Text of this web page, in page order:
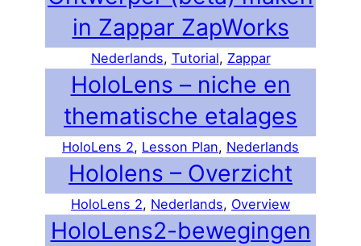
in Zappar ZapWorks
Nederlands, Tutorial, Zappar
HoloLens – niche en
thematische etalages
HoloLens 2, Lesson Plan, Nederlands
Hololens – Overzicht
HoloLens 2, Nederlands, Overview
HoloLens2-bewegingen